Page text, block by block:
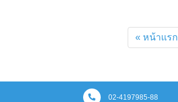
« หน้าแรก
02-4197985-88